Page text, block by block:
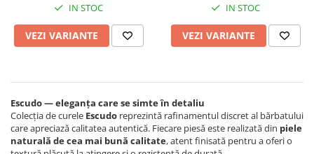
IN STOC
VEZI VARIANTE
IN STOC
VEZI VARIANTE
Escudo — eleganța care se simte în detaliu
Colecția de curele Escudo reprezintă rafinamentul discret al bărbatului
care apreciază calitatea autentică. Fiecare piesă este realizată din piele
naturală de cea mai bună calitate, atent finisată pentru a oferi o